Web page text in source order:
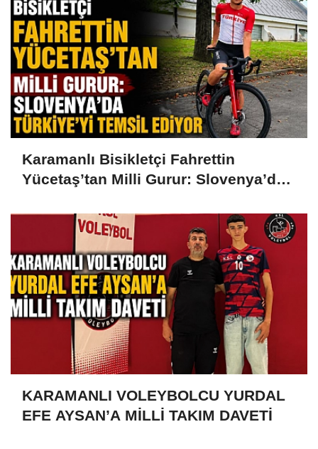
Karamanlı Bisikletçi Fahrettin
Yücetaş’tan Milli Gurur: Slovenya’da
KARAMANLI VOLEYBOLCU YURDAL
EFE AYSAN’A MİLLİ TAKIM DAVETİ